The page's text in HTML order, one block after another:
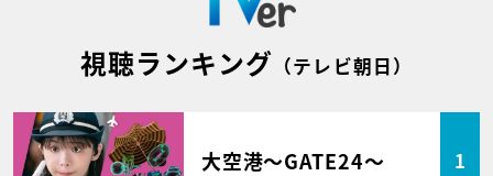
視聴ランキング （テレビ朝日）
大空港～GATE24～ 1